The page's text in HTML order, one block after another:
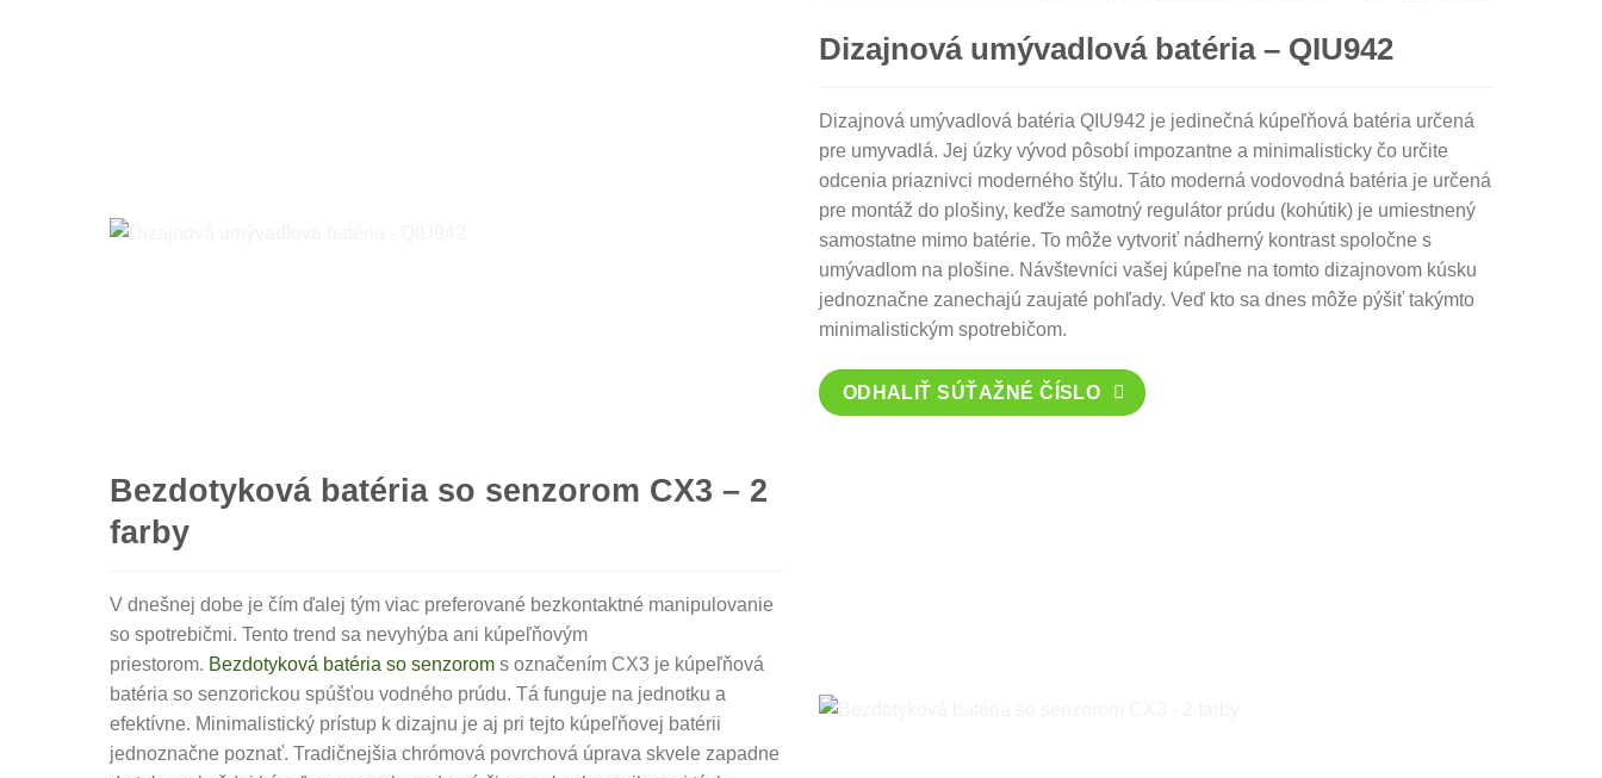
Dizajnová umývadlová batéria – QIU942
Dizajnová umývadlová batéria QIU942 je jedinečná kúpeľňová batéria určená
pre umyvadlá. Jej úzky vývod pôsobí impozantne a minimalisticky čo určite
odcenia priaznivci moderného štýlu. Táto moderná vodovodná batéria je určená
pre montáž do plošiny, keďže samotný regulátor prúdu (kohútik) je umiestnený
samostatne mimo batérie. To môže vytvoriť nádherný kontrast spoločne s
umývadlom na plošine. Návštevníci vašej kúpeľne na tomto dizajnovom kúsku
jednoznačne zanechajú zaujaté pohľady. Veď kto sa dnes môže pýšiť takýmto
minimalistickým spotrebičom.
ODHALIŤ SÚŤAŽNÉ ČÍSLO
Bezdotyková batéria so senzorom CX3 – 2
farby
V dnešnej dobe je čím ďalej tým viac preferované bezkontaktné manipulovanie
so spotrebičmi. Tento trend sa nevyhýba ani kúpeľňovým
priestorom. Bezdotyková batéria so senzorom s označením CX3 je kúpeľňová
batéria so senzorickou spúšťou vodného prúdu. Tá funguje na jednotku a
efektívne. Minimalistický prístup k dizajnu je aj pri tejto kúpeľňovej batérii
jednoznačne poznať. Tradičnejšia chrómová povrchová úprava skvele zapadne